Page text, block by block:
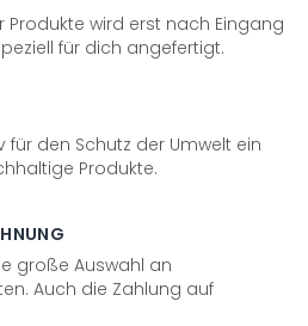
Produkte wird erst nach Eingang
für dich angefertigt.
für den Schutz der Umwelt ein
Produkte.
große Auswahl an
Auch die Zahlung auf